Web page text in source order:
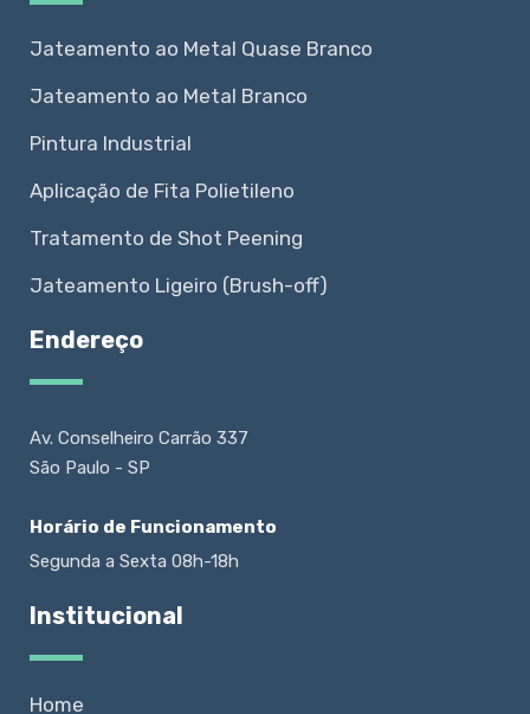
Jateamento ao Metal Quase Branco
Jateamento ao Metal Branco
Pintura Industrial
Aplicação de Fita Polietileno
Tratamento de Shot Peening
Jateamento Ligeiro (Brush-off)
Endereço
Av. Conselheiro Carrão 337
São Paulo - SP
Horário de Funcionamento
Segunda a Sexta 08h-18h
Institucional
Home